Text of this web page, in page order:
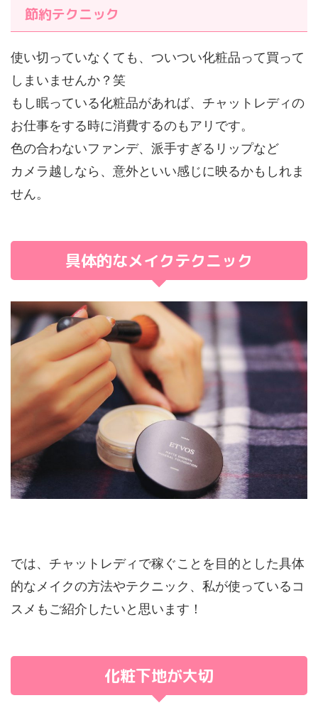
節約テクニック
使い切っていなくても、ついつい化粧品って買って
しまいませんか？笑
もし眠っている化粧品があれば、チャットレディの
お仕事をする時に消費するのもアリです。
色の合わないファンデ、派手すぎるリップなど
カメラ越しなら、意外といい感じに映るかもしれま
せん。
具体的なメイクテクニック
では、チャットレディで稼ぐことを目的とした具体
的なメイクの方法やテクニック、私が使っているコ
スメもご紹介したいと思います！
化粧下地が大切